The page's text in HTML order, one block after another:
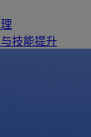
技能提升